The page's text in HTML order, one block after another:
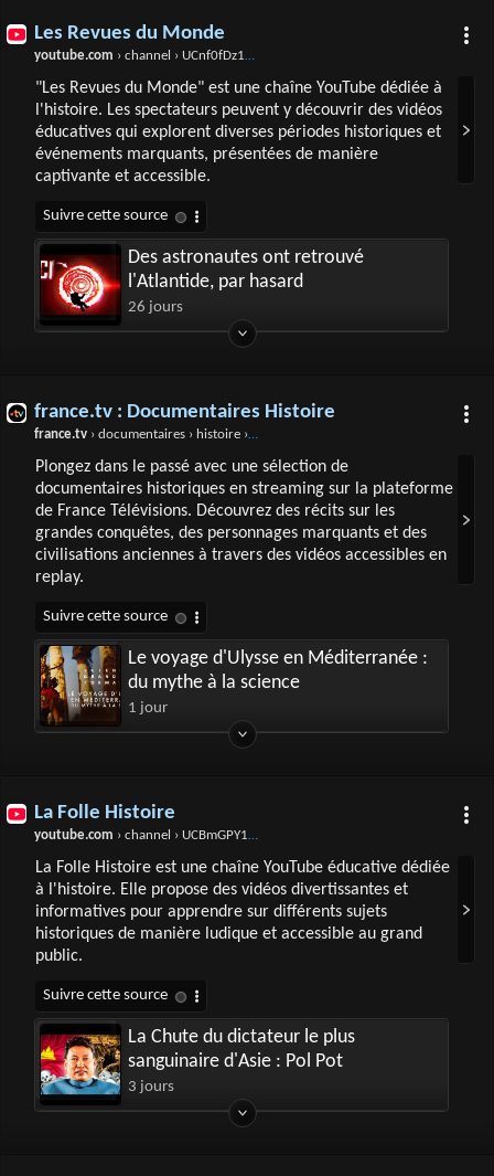
Les Revues du Monde
youtube.com › channel › UCnf0fDz1vTYW-sl36wbVMbg
"Les Revues du Monde" est une chaîne YouTube dédiée à
l'histoire. Les spectateurs peuvent y découvrir des vidéos
éducatives qui explorent diverses périodes historiques et
événements marquants, présentées de manière
captivante et accessible.
Des astronautes ont retrouvé
l'Atlantide, par hasard
26 jours
france.tv : Documentaires Histoire
france.tv › documentaires › histoire › toutes-les-videos
Plongez dans le passé avec une sélection de
documentaires historiques en streaming sur la plateforme
de France Télévisions. Découvrez des récits sur les
grandes conquêtes, des personnages marquants et des
civilisations anciennes à travers des vidéos accessibles en
replay.
Le voyage d'Ulysse en Méditerranée :
du mythe à la science
1 jour
La Folle Histoire
youtube.com › channel › UCBmGPY1gJ4XnXfek849BjTA
La Folle Histoire est une chaîne YouTube éducative dédiée
à l'histoire. Elle propose des vidéos divertissantes et
informatives pour apprendre sur différents sujets
historiques de manière ludique et accessible au grand
public.
La Chute du dictateur le plus
sanguinaire d'Asie : Pol Pot
3 jours